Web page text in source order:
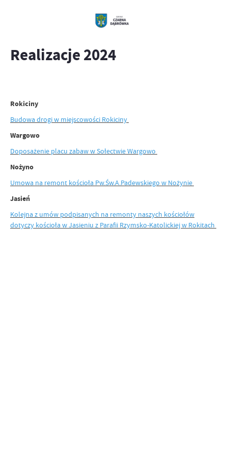
Realizacje 2024
Rokiciny
Budowa drogi w miejscowości Rokiciny
Wargowo
Doposażenie placu zabaw w Sołectwie Wargowo
Nożyno
Umowa na remont kościoła Pw.Św.A.Padewskiego w Nożynie
Jasień
Kolejna z umów podpisanych na remonty naszych kościołów
dotyczy kościoła w Jasieniu z Parafii Rzymsko-Katolickiej w Rokitach